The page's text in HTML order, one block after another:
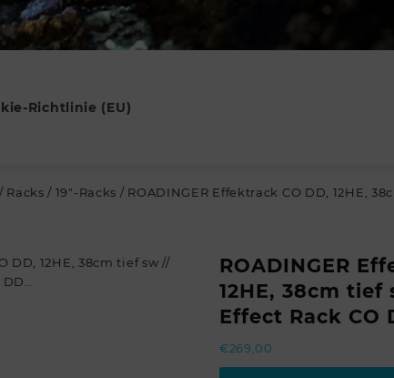
Richtlinie (EU)
/ Racks / 19"-Racks / ROADINGER Effektrack CO DD, 12HE,
ROADINGER
12HE, 38cm tief
Effect Rack CO
€269,00